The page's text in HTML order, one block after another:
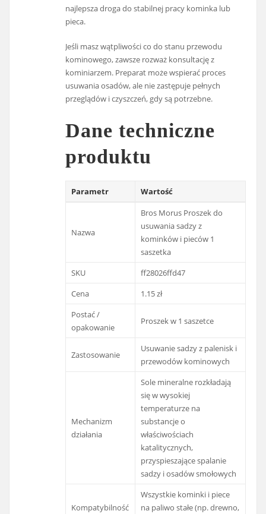
najlepsza droga do stabilnej pracy kominka lub
pieca.
Jeśli masz wątpliwości co do stanu przewodu
kominowego, zawsze rozważ konsultację z
kominiarzem. Preparat może wspierać proces
usuwania osadów, ale nie zastępuje pełnych
przeglądów i czyszczeń, gdy są potrzebne.
Dane techniczne
produktu
Parametr Wartość
Nazwa
Bros Morus Proszek do
usuwania sadzy z
kominków i pieców 1
saszetka
SKU
ff28026ffd47
Cena
1.15 zł
Postać /
opakowanie
Proszek w 1 saszetce
Zastosowanie
Usuwanie sadzy z palenisk i
przewodów kominowych
Mechanizm
działania
Sole mineralne rozkładają
się w wysokiej
temperaturze na
substancje o
właściwościach
katalitycznych,
przyspieszające spalanie
sadzy i osadów smołowych
Kompatybilność
Wszystkie kominki i piece
na paliwo stałe (np. drewno,